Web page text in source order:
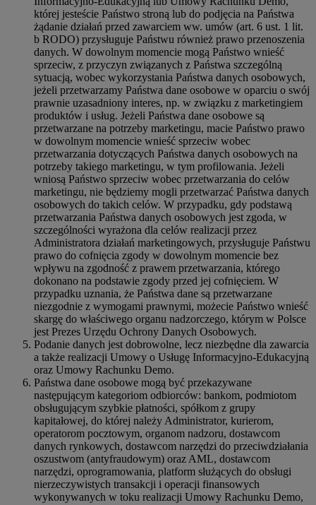
której jesteście Państwo stroną lub do podjęcia na Państwa
żądanie działań przed zawarciem ww. umów (art. 6 ust. 1 lit.
b RODO) przysługuje Państwu również prawo przenoszenia
danych. W dowolnym momencie mogą Państwo wnieść
sprzeciw, z przyczyn związanych z Państwa szczególną
sytuacją, wobec wykorzystania Państwa danych osobowych,
jeżeli przetwarzamy Państwa dane osobowe w oparciu o swój
prawnie uzasadniony interes, np. w związku z marketingiem
produktów i usług. Jeżeli Państwa dane osobowe są
przetwarzane na potrzeby marketingu, macie Państwo prawo
w dowolnym momencie wnieść sprzeciw wobec
przetwarzania dotyczących Państwa danych osobowych na
potrzeby takiego marketingu, w tym profilowania. Jeżeli
wniosą Państwo sprzeciw wobec przetwarzania do celów
marketingu, nie będziemy mogli przetwarzać Państwa danych
osobowych do takich celów. W przypadku, gdy podstawą
przetwarzania Państwa danych osobowych jest zgoda, w
szczególności wyrażona dla celów realizacji przez
Administratora działań marketingowych, przysługuje Państwu
prawo do cofnięcia zgody w dowolnym momencie bez
wpływu na zgodność z prawem przetwarzania, którego
dokonano na podstawie zgody przed jej cofnięciem. W
przypadku uznania, że Państwa dane są przetwarzane
niezgodnie z wymogami prawnymi, możecie Państwo wnieść
skargę do właściwego organu nadzorczego, którym w Polsce
jest Prezes Urzędu Ochrony Danych Osobowych.
Podanie danych jest dobrowolne, lecz niezbędne dla zawarcia
a także realizacji Umowy o Usługę Informacyjno-Edukacyjną
oraz Umowy Rachunku Demo.
Państwa dane osobowe mogą być przekazywane
następującym kategoriom odbiorców: bankom, podmiotom
obsługującym szybkie płatności, spółkom z grupy
kapitałowej, do której należy Administrator, kurierom,
operatorom pocztowym, organom nadzoru, dostawcom
danych rynkowych, dostawcom narzędzi do przeciwdziałania
oszustwom (antyfraudowym) oraz AML, dostawcom
narzędzi, oprogramowania, platform służących do obsługi
nierzeczywistych transakcji i operacji finansowych
wykonywanych w toku realizacji Umowy Rachunku Demo,